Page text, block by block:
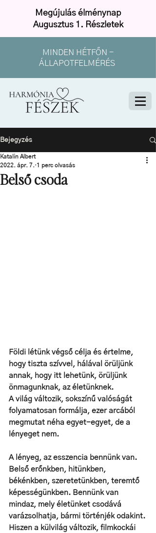
MINDEN HÉTFŐN -
ÁLLAPOTFELMÉRÉS
Megújulás élménynap
Augusztus 1. Részletek
Bejegyzés
Belső csoda
Katalin Albert
2022. ápr. 7. 1 perc olvasás
Földi létünk végső célja és értelme,
hogy tiszta szívvel, hálával örüljünk
annak, hogy itt lehetünk, örüljünk
önmagunknak, az életünknek.
A világ változik, sokszínű valóságát
folyamatosan formálja, ezer arcából
megmutat néha egyet-egyet, de a
lényeget nem.
A lényeg, az esszencia bennünk van.
Belső erőnkben, hitünkben,
békénkben, szeretetünkben, teremtő
képességünkben. Bennünk van
mindaz, mely életünket csodává
varázsolhatja, bármi történjék odakint.
Hiszen a külvilág változik, filmkockái